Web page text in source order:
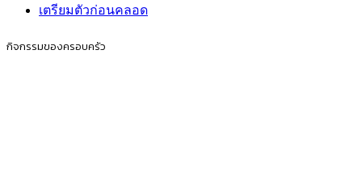
เตรียมตัวก่อนคลอด
กิจกรรมของครอบครัว